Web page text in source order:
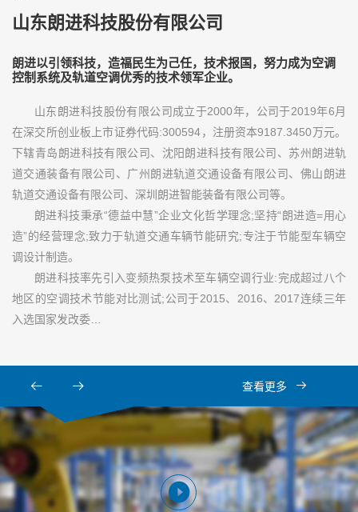
山东朗进科技股份有限公司
朗进以引领科技，造福民生为己任，技术报国，努力成为空调
控制系统及轨道空调优秀的技术领军企业。
山东朗进科技股份有限公司成立于2000年，公司于2019年6月
在深交所创业板上市证券代码:300594，注册资本9187.3450万元。
下辖青岛朗进科技有限公司、沈阳朗进科技有限公司、苏州朗进轨
道交通装备有限公司、广州朗进轨道交通设备有限公司、佛山朗进
轨道交通设备有限公司、深圳朗进智能装备有限公司等。
朗进科技秉承“德益中慧”企业文化哲学理念;坚持“朗进造=用心
造”的经营理念;致力于轨道交通车辆节能研究;专注于节能型车辆空
调设计制造。
朗进科技率先引入变频热泵技术至车辆空调行业:完成超过八个
地区的空调技术节能对比测试;公司于2015、2016、2017连续三年
入选国家发改委…
查看更多